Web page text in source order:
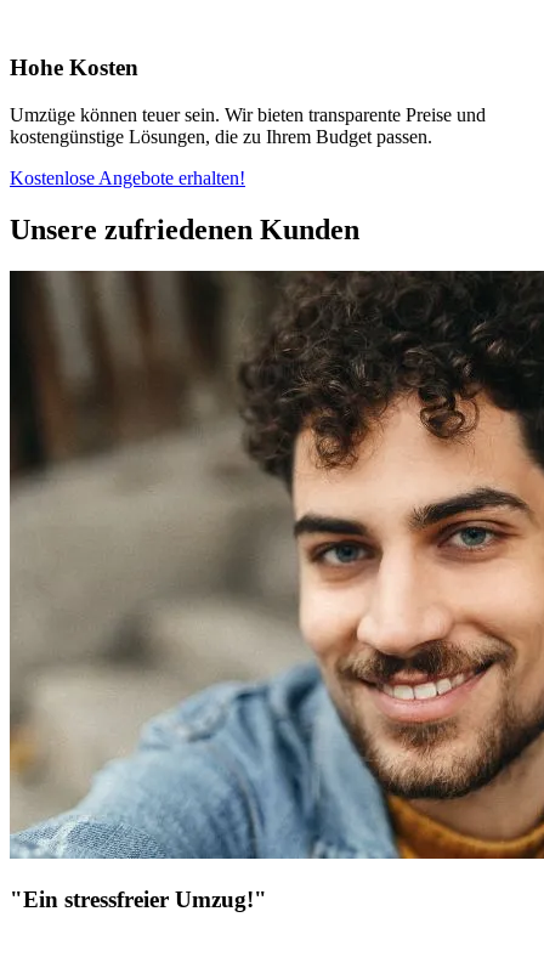
Hohe Kosten
Umzüge können teuer sein. Wir bieten transparente Preise und
kostengünstige Lösungen, die zu Ihrem Budget passen.
Kostenlose Angebote erhalten!
Unsere zufriedenen Kunden
"Ein stressfreier Umzug!"